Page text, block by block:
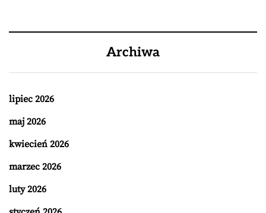
Archiwa
lipiec 2026
maj 2026
kwiecień 2026
marzec 2026
luty 2026